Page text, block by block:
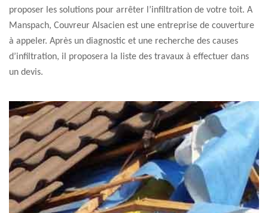
proposer les solutions pour arrêter l’infiltration de votre toit. A
Manspach, Couvreur Alsacien est une entreprise de couverture
à appeler. Après un diagnostic et une recherche des causes
d’infiltration, il proposera la liste des travaux à effectuer dans
un devis.